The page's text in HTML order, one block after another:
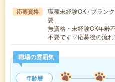
応募資格
職種未経験OK / ブラン
要
無資格・未経験OK年
不要です▽応募後の流
職場の雰囲気
年齢層